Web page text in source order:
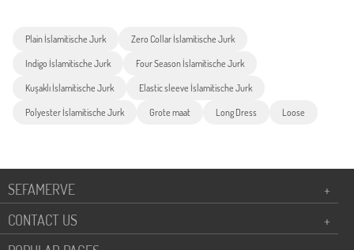
Plain İslamitische Jurk Zero Collar İslamitische Jurk
Indigo İslamitische Jurk Four Season İslamitische Jurk
Kuşaklı İslamitische Jurk Elastic sleeve İslamitische Jurk
Polyester İslamitische Jurk Grote maat Long Dress Loose
SEFAMERVE
+
CONTACT US
+